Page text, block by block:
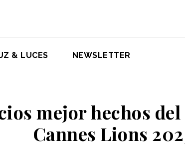
& LUCES NEWSLETTER
mejor hechos
Cannes Lions